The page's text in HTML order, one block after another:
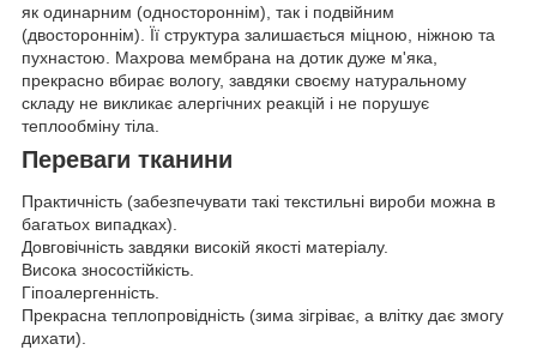
як одинарним (одностороннім), так і подвійним
(двостороннім). Її структура залишається міцною, ніжною та
пухнастою. Махрова мембрана на дотик дуже м'яка,
прекрасно вбирає вологу, завдяки своєму натуральному
складу не викликає алергічних реакцій і не порушує
теплообміну тіла.
Переваги тканини
Практичність (забезпечувати такі текстильні вироби можна в
багатьох випадках).
Довговічність завдяки високій якості матеріалу.
Висока зносостійкість.
Гіпоалергенність.
Прекрасна теплопровідність (зима зігріває, а влітку дає змогу
дихати).